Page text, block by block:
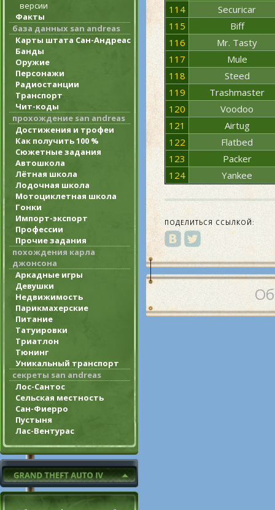
версии
Факты
база данных san andreas
Карты штата Сан-Андреас
Банды
Оружие
Персонажи
Радиостанции
Транспорт
Чит-коды
прохождение san andreas
Достижения и трофеи
Как получить 100 %
Сюжетные задания
Автошкола
Лётная школа
Лодочная школа
Мотоциклетная школа
Гонки
Импорт-экспорт
Профессии
Прочие задания
похождения карла
джонсона
Аркадные игры
Девушки
Недвижимость
Парикмахерские
Питание
Татуировки
Триатлон
Тюнинг
Уникальный транспорт
секреты san andreas
Лос-Сантос
Сельская местность
Сан-Фиерро
Пустыня
Лас-Вентурас
114
Securicar
115
Biff
116
Mr. Tasty
117
Mule
118
Steed
119
Trashmaster
120
Voodoo
121
Airtug
122
Flatbed
123
Packer
124
Yankee
ПОДЕЛИТЬСЯ ССЫЛКОЙ: